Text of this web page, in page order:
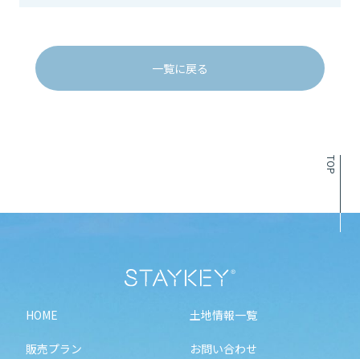
一覧に戻る
TOP
HOME 土地情報一覧
販売プラン お問い合わせ